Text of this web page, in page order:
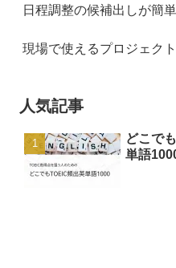
日程調整の候補出しが簡
現場で使えるプロジェク
人気記事
どこで
単語